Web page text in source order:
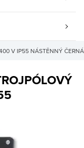
V IP55 NÁSTĚNNÝ ČERNÁ